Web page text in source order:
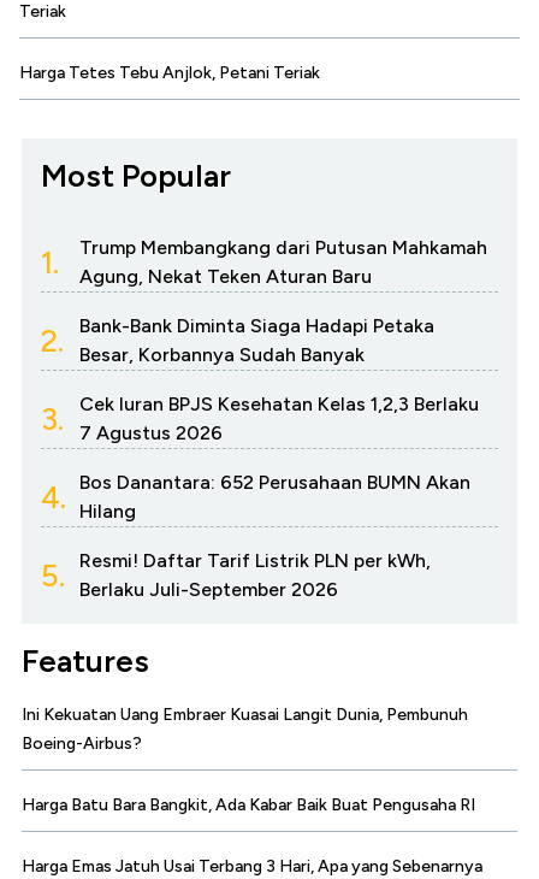
Teriak
Harga Tetes Tebu Anjlok, Petani Teriak
Most Popular
1.
Trump Membangkang dari Putusan Mahkamah
Agung, Nekat Teken Aturan Baru
2.
Bank-Bank Diminta Siaga Hadapi Petaka
Besar, Korbannya Sudah Banyak
3.
Cek Iuran BPJS Kesehatan Kelas 1,2,3 Berlaku
7 Agustus 2026
4.
Bos Danantara: 652 Perusahaan BUMN Akan
Hilang
5.
Resmi! Daftar Tarif Listrik PLN per kWh,
Berlaku Juli-September 2026
Features
Ini Kekuatan Uang Embraer Kuasai Langit Dunia, Pembunuh
Boeing-Airbus?
Harga Batu Bara Bangkit, Ada Kabar Baik Buat Pengusaha RI
Harga Emas Jatuh Usai Terbang 3 Hari, Apa yang Sebenarnya